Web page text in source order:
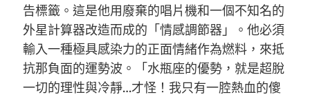
告標籤。這是他用廢棄的唱片機和一個不知名的
外星計算器改造而成的「情感調節器」。他必須
輸入一種極具感染力的正面情緒作為燃料，來抵
抗那負面的運勢波。「水瓶座的優勢，就是超脫
一切的理性與冷靜…才怪！我只有一腔熱血的傻